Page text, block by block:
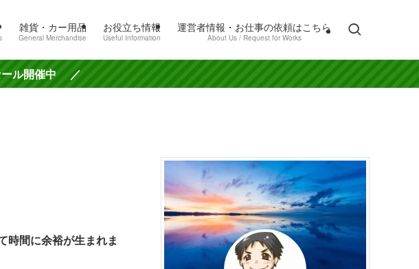
雑貨・カー用品
General Merchandise
お役立ち情報
Useful Information
運営者情報・お仕事の依頼はこちら
About Us / Request for Works
ル開催中 ／
間に余裕が生まれま